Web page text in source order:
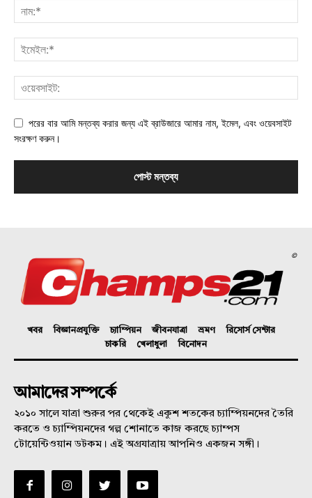
পরের বার আমি মন্তব্য করার জন্য এই ব্রাউজারে আমার নাম, ইমেল, এবং ওয়েবসাইট
সংরক্ষণ করুন।
©
খবর বিজ্ঞানপ্রযুক্তি চ্যাম্পিয়ন জীবনযাত্রা ভ্রমণ
রিসোর্স সেন্টার
চাকরি
খেলাধুলা বিনোদন
আমাদের সম্পর্কে
২০১০ সালে যাত্রা শুরুর পর থেকেই একুশ শতকের চ্যাম্পিয়নদের তৈরি
করতে ও চ্যাম্পিয়নদের গল্প শোনাতে কাজ করছে চ্যাম্পস
টোয়েন্টিওয়ান ডটকম। এই অগ্রযাত্রায় আপনিও একজন সঙ্গী।